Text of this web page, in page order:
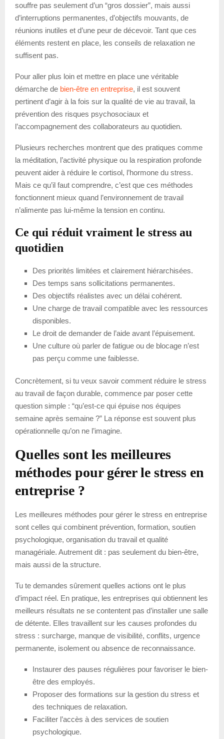
souffre pas seulement d’un “gros dossier”, mais aussi
d’interruptions permanentes, d’objectifs mouvants, de
réunions inutiles et d’une peur de décevoir. Tant que ces
éléments restent en place, les conseils de relaxation ne
suffisent pas.
Pour aller plus loin et mettre en place une véritable
démarche de bien-être en entreprise, il est souvent
pertinent d’agir à la fois sur la qualité de vie au travail, la
prévention des risques psychosociaux et
l’accompagnement des collaborateurs au quotidien.
Plusieurs recherches montrent que des pratiques comme
la méditation, l’activité physique ou la respiration profonde
peuvent aider à réduire le cortisol, l’hormone du stress.
Mais ce qu’il faut comprendre, c’est que ces méthodes
fonctionnent mieux quand l’environnement de travail
n’alimente pas lui-même la tension en continu.
Ce qui réduit vraiment le stress au
quotidien
Des priorités limitées et clairement hiérarchisées.
Des temps sans sollicitations permanentes.
Des objectifs réalistes avec un délai cohérent.
Une charge de travail compatible avec les ressources
disponibles.
Le droit de demander de l’aide avant l’épuisement.
Une culture où parler de fatigue ou de blocage n’est
pas perçu comme une faiblesse.
Concrètement, si tu veux savoir comment réduire le stress
au travail de façon durable, commence par poser cette
question simple : “qu’est-ce qui épuise nos équipes
semaine après semaine ?” La réponse est souvent plus
opérationnelle qu’on ne l’imagine.
Quelles sont les meilleures
méthodes pour gérer le stress en
entreprise ?
Les meilleures méthodes pour gérer le stress en entreprise
sont celles qui combinent prévention, formation, soutien
psychologique, organisation du travail et qualité
managériale. Autrement dit : pas seulement du bien-être,
mais aussi de la structure.
Tu te demandes sûrement quelles actions ont le plus
d’impact réel. En pratique, les entreprises qui obtiennent les
meilleurs résultats ne se contentent pas d’installer une salle
de détente. Elles travaillent sur les causes profondes du
stress : surcharge, manque de visibilité, conflits, urgence
permanente, isolement ou absence de reconnaissance.
Instaurer des pauses régulières pour favoriser le bien-
être des employés.
Proposer des formations sur la gestion du stress et
des techniques de relaxation.
Faciliter l’accès à des services de soutien
psychologique.